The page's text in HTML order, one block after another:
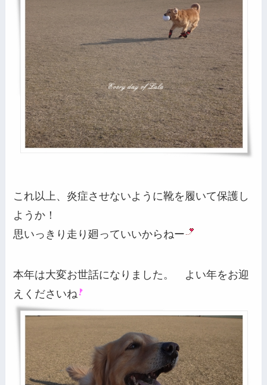
これ以上、炎症させないように靴を履いて保護し
ようか！
思いっきり走り廻っていいからねー
本年は大変お世話になりました。 よい年をお迎
えくださいね